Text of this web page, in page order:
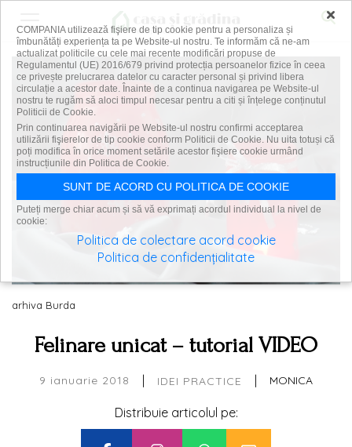
arhiva Burda
Felinare unicat – tutorial VIDEO
9 ianuarie 2018 | IDEI PRACTICE | MONICA
Distribuie articolul pe:
×
COMPANIA utilizează fişiere de tip cookie pentru a personaliza și
îmbunătăți experiența ta pe Website-ul nostru. Te informăm că ne-am
actualizat politicile cu cele mai recente modificări propuse de
Regulamentul (UE) 2016/679 privind protecția persoanelor fizice în ceea
ce privește prelucrarea datelor cu caracter personal și privind libera
circulație a acestor date. Înainte de a continua navigarea pe Website-ul
nostru te rugăm să aloci timpul necesar pentru a citi și înțelege conținutul
Politicii de Cookie.
Prin continuarea navigării pe Website-ul nostru confirmi acceptarea
utilizării fişierelor de tip cookie conform Politicii de Cookie. Nu uita totuși că
poți modifica în orice moment setările acestor fişiere cookie urmând
instrucțiunile din Politica de Cookie.
SUNT DE ACORD CU POLITICA DE COOKIE
Puteți merge chiar acum și să vă exprimați acordul individual la nivel de
cookie:
Politica de colectare acord cookie
Politica de confidențialitate